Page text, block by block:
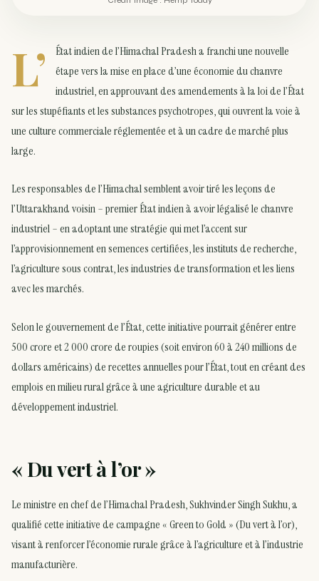
L’
État indien de l’Himachal Pradesh a franchi une nouvelle
étape vers la mise en place d’une économie du chanvre
industriel, en approuvant des amendements à la loi de l’État
sur les stupéfiants et les substances psychotropes, qui ouvrent la voie à
une culture commerciale réglementée et à un cadre de marché plus
large.
Les responsables de l’Himachal semblent avoir tiré les leçons de
l’Uttarakhand voisin – premier État indien à avoir légalisé le chanvre
industriel – en adoptant une stratégie qui met l’accent sur
l’approvisionnement en semences certifiées, les instituts de recherche,
l’agriculture sous contrat, les industries de transformation et les liens
avec les marchés.
Selon le gouvernement de l’État, cette initiative pourrait générer entre
500 crore et 2 000 crore de roupies (soit environ 60 à 240 millions de
dollars américains) de recettes annuelles pour l’État, tout en créant des
emplois en milieu rural grâce à une agriculture durable et au
développement industriel.
« Du vert à l’or »
Le ministre en chef de l’Himachal Pradesh, Sukhvinder Singh Sukhu, a
qualifié cette initiative de campagne « Green to Gold » (Du vert à l’or),
visant à renforcer l’économie rurale grâce à l’agriculture et à l’industrie
manufacturière.